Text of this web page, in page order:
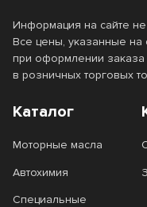
Информация на сайте
Все цены, указанные на
при оформлении заказа
в розничных торговых
Каталог
Моторные масла
Автохимия
Специальные